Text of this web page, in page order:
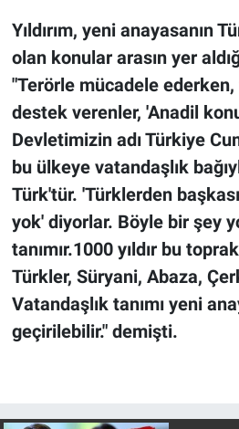
Yıldırım, yeni anayasanın
olan konular arasın yer
"Terörle mücadele
destek verenler, 'Anadil
Devletimizin adı Türkiye
bu ülkeye vatandaşlık
Türk'tür. 'Türklerden
yok' diyorlar. Böyle bir şey
tanımır.1000 yıldır bu
Türkler, Süryani, Abaza,
Vatandaşlık tanımı yeni
geçirilebilir." demişti.